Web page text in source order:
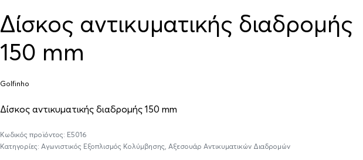
Δίσκος αντικυματικής διαδρομής
150 mm
Golfinho
Δίσκος αντικυματικής διαδρομής 150 mm
E5016
Κατηγορίες: Αγωνιστικός Εξοπλισμός Κολύμβησης, Αξεσουάρ Αντικυματικών Διαδρομώv